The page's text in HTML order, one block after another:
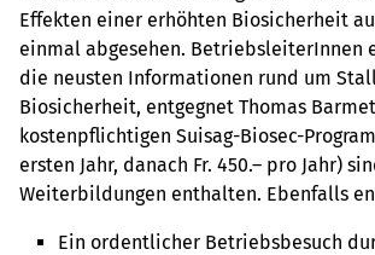
Effekten einer erhöhten Biosicherheit
einmal abgesehen. BetriebsleiterInnen
die neusten Informationen rund um
Biosicherheit, entgegnet Thomas
kostenpflichtigen Suisag-Biosec-
ersten Jahr, danach Fr. 450.– pro Jahr)
Weiterbildungen enthalten. Ebenfalls
Ein ordentlicher Betriebsbesuch